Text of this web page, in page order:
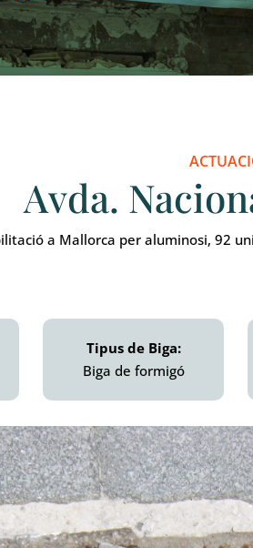
Avda.
a Mallorca per aluminosi, 92
Tipus de Biga:
Biga de formigó